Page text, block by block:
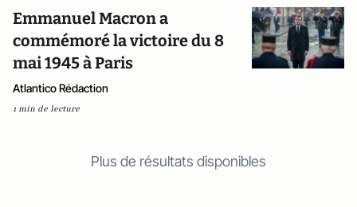
Emmanuel Macron a
commémoré la victoire du 8
mai 1945 à Paris
Atlantico Rédaction
1 min de lecture
Plus de résultats disponibles